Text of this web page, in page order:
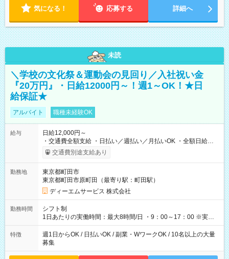
気になる！ 応募する 詳細へ
未読
＼学校の文化祭＆運動会の見回り／入社祝い金
『20万円』・日給12000円～！週1～OK！★日
給保証★
アルバイト 職種未経験OK
給与
日給12,000円～
・交通費全額支給 ・日払い／週払い／月払いOK ・全額日給保
証あり ・－・－・－・－・－・－・－・－・－・－・ ★☆入社
祝金20万円★☆ ※1勤務毎に2000円ずつ支給！ ※100勤務目で合
－・－・－・－・－・ ≪給与例≫ 月22日働いた場合 月給：26
万4，000円 ＝12，000円×22日 ※別途交通費 ----- ■法定研修：
20時間×1，226円／合計24，520円支給 『お弁当』支給もあり♪
【試用期間】試用期間なし
交通費別途支給あり
勤務地
東京都町田市
東京都町田市原町田（最寄り駅：町田駅）
ディーエムサービス 株式会社
勤務時間
シフト制
1日あたりの実働時間：最大8時間/日 ・9：00～17：00 ※実働8
時間・休憩1時間 ⇒実は…16時くらいには終わっちゃうことがほ
とんどです！ ★早く勤務が終わっても日給保証あり！
特徴
週1日からOK / 日払いOK / 副業・WワークOK / 10名以上の大量
募集